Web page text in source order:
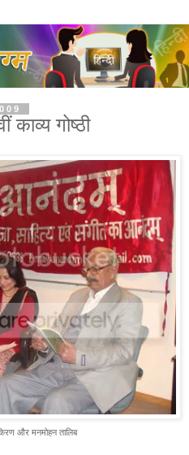
काव्य गोष्ठी
और मनमोहन तालिब